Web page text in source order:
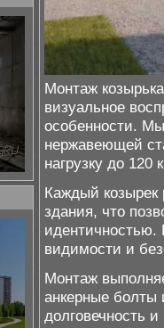
Монтаж
визуальное
особенности.
нержавеющей
нагрузку до 120
Каждый козырек
здания, что
идентичностью.
видимости и
Монтаж
анкерные болты
долговечность